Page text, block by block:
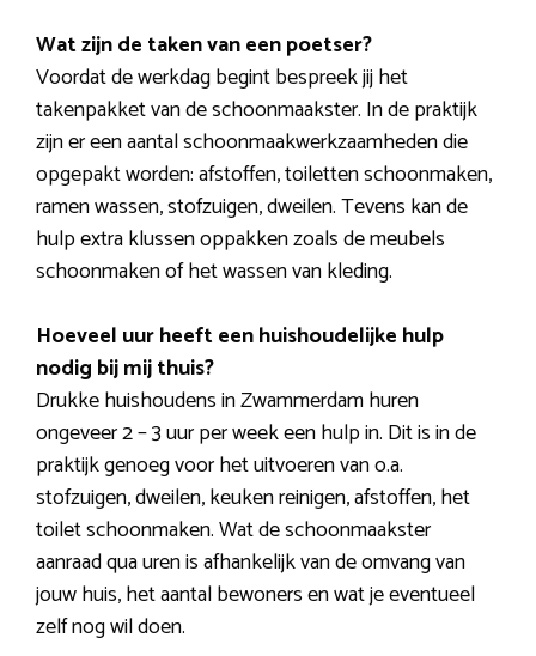
Wat zijn de taken van een poetser?
Voordat de werkdag begint bespreek jij het
takenpakket van de schoonmaakster. In de praktijk
zijn er een aantal schoonmaakwerkzaamheden die
opgepakt worden: afstoffen, toiletten schoonmaken,
ramen wassen, stofzuigen, dweilen. Tevens kan de
hulp extra klussen oppakken zoals de meubels
schoonmaken of het wassen van kleding.
Hoeveel uur heeft een huishoudelijke hulp
nodig bij mij thuis?
Drukke huishoudens in Zwammerdam huren
ongeveer 2 – 3 uur per week een hulp in. Dit is in de
praktijk genoeg voor het uitvoeren van o.a.
stofzuigen, dweilen, keuken reinigen, afstoffen, het
toilet schoonmaken. Wat de schoonmaakster
aanraad qua uren is afhankelijk van de omvang van
jouw huis, het aantal bewoners en wat je eventueel
zelf nog wil doen.